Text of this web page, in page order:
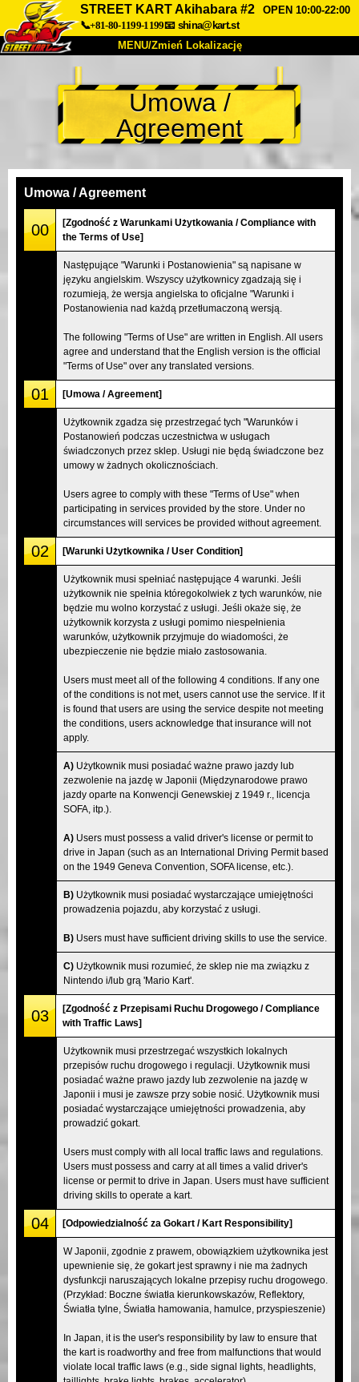
STREET KART Akihabara #2
OPEN 10:00-22:00
📞+81-80-1199-1199📧 shina@kart.st
MENU/Zmień Lokalizację
O nas Specyfikacja Cena
Dojazd Opinie FAQ
Zmień Lokalizację
Tokyo Shinagawa
Tokyo Akihabara#2
Tokyo Shibuya Annex Tokyo Bay
Tokyo Asakusa Osaka
Umowa /
Agreement
Umowa / Agreement
00
[Zgodność z Warunkami Użytkowania / Compliance with
the Terms of Use]
Następujące "Warunki i Postanowienia" są napisane w
języku angielskim. Wszyscy użytkownicy zgadzają się i
rozumieją, że wersja angielska to oficjalne "Warunki i
Postanowienia nad każdą przetłumaczoną wersją.
The following "Terms of Use" are written in English. All users
agree and understand that the English version is the official
"Terms of Use" over any translated versions.
01 [Umowa / Agreement]
Użytkownik zgadza się przestrzegać tych "Warunków i
Postanowień podczas uczestnictwa w usługach
świadczonych przez sklep. Usługi nie będą świadczone bez
umowy w żadnych okolicznościach.
Users agree to comply with these "Terms of Use" when
participating in services provided by the store. Under no
circumstances will services be provided without agreement.
02 [Warunki Użytkownika / User Condition]
Użytkownik musi spełniać następujące 4 warunki. Jeśli
użytkownik nie spełnia któregokolwiek z tych warunków, nie
będzie mu wolno korzystać z usługi. Jeśli okaże się, że
użytkownik korzysta z usługi pomimo niespełnienia
warunków, użytkownik przyjmuje do wiadomości, że
ubezpieczenie nie będzie miało zastosowania.
Users must meet all of the following 4 conditions. If any one
of the conditions is not met, users cannot use the service. If it
is found that users are using the service despite not meeting
the conditions, users acknowledge that insurance will not
apply.
A) Użytkownik musi posiadać ważne prawo jazdy lub
zezwolenie na jazdę w Japonii (Międzynarodowe prawo
jazdy oparte na Konwencji Genewskiej z 1949 r., licencja
SOFA, itp.).
A) Users must possess a valid driver's license or permit to
drive in Japan (such as an International Driving Permit based
on the 1949 Geneva Convention, SOFA license, etc.).
B) Użytkownik musi posiadać wystarczające umiejętności
prowadzenia pojazdu, aby korzystać z usługi.
B) Users must have sufficient driving skills to use the service.
C) Użytkownik musi rozumieć, że sklep nie ma związku z
Nintendo i/lub grą 'Mario Kart'.
03
[Zgodność z Przepisami Ruchu Drogowego / Compliance
with Traffic Laws]
Użytkownik musi przestrzegać wszystkich lokalnych
przepisów ruchu drogowego i regulacji. Użytkownik musi
posiadać ważne prawo jazdy lub zezwolenie na jazdę w
Japonii i musi je zawsze przy sobie nosić. Użytkownik musi
posiadać wystarczające umiejętności prowadzenia, aby
prowadzić gokart.
Users must comply with all local traffic laws and regulations.
Users must possess and carry at all times a valid driver's
license or permit to drive in Japan. Users must have sufficient
driving skills to operate a kart.
04 [Odpowiedzialność za Gokart / Kart Responsibility]
W Japonii, zgodnie z prawem, obowiązkiem użytkownika jest
upewnienie się, że gokart jest sprawny i nie ma żadnych
dysfunkcji naruszających lokalne przepisy ruchu drogowego.
(Przykład: Boczne światła kierunkowskazów, Reflektory,
Światła tylne, Światła hamowania, hamulce, przyspieszenie)
In Japan, it is the user's responsibility by law to ensure that
the kart is roadworthy and free from malfunctions that would
violate local traffic laws (e.g., side signal lights, headlights,